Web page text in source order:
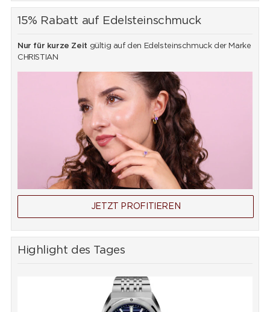
15% Rabatt auf Edelsteinschmuck
Nur für kurze Zeit gültig auf den Edelsteinschmuck der Marke
CHRISTIAN
JETZT PROFITIEREN
Highlight des Tages